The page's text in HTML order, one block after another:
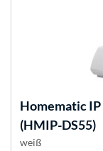
Homematic IP
(HMIP-DS55)
weiß